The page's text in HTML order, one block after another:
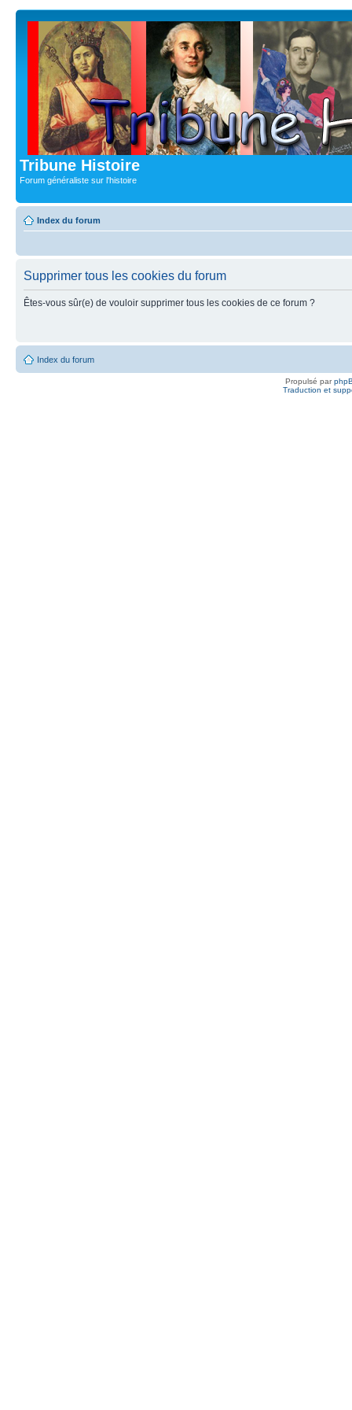
Tribune Histoire
Forum généraliste sur l'histoire
Index du forum
Supprimer tous les cookies du forum
Êtes-vous sûr(e) de vouloir supprimer tous les cookies de ce forum ?
Index du forum
Propulsé par
Traduction et